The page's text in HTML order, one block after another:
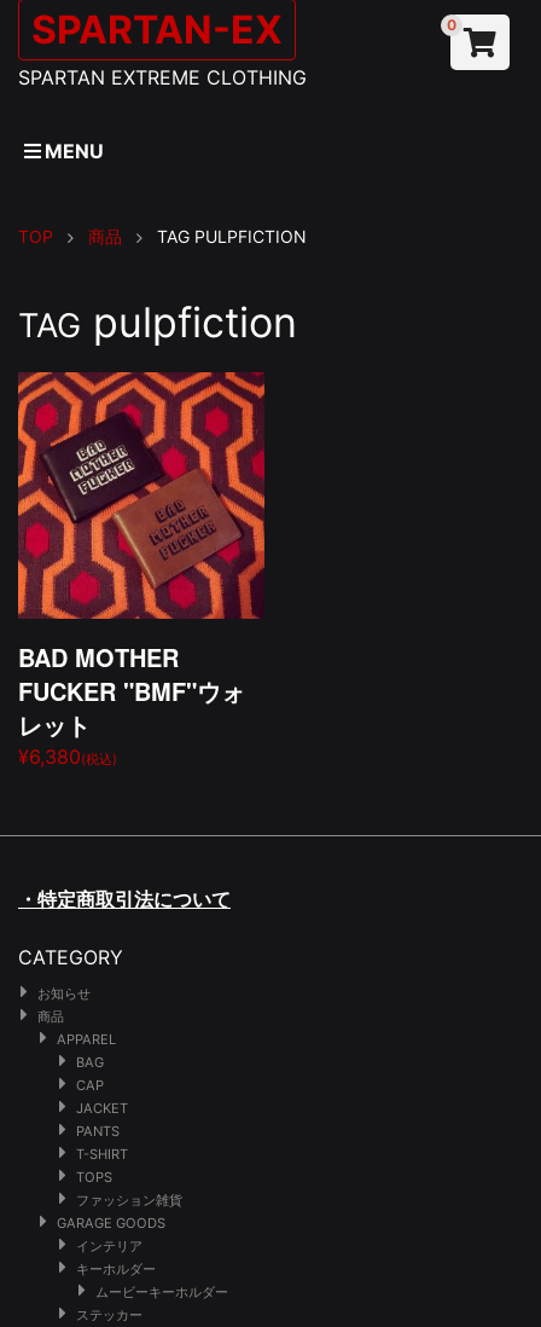
SPARTAN-EX
SPARTAN EXTREME CLOTHING
0
MENU
TOP 商品 TAG PULPFICTION
TAG pulpfiction
BAD MOTHER
FUCKER "BMF"ウォ
レット
¥6,380(税込)
・特定商取引法について
CATEGORY
お知らせ
商品
APPAREL
BAG
CAP
JACKET
PANTS
T-SHIRT
TOPS
ファッション雑貨
GARAGE GOODS
インテリア
キーホルダー
ムービーキーホルダー
ステッカー